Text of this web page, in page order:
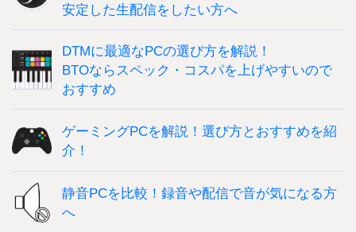
安定した生配信をしたい方へ
DTMに最適なPCの選び方を解説！
BTOならスペック・コスパを上げやすいので
おすすめ
ゲーミングPCを解説！選び方とおすすめを紹
介！
静音PCを比較！録音や配信で音が気になる方
へ